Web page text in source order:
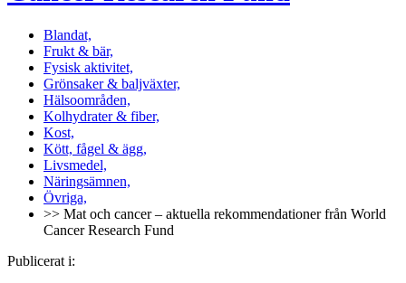
Blandat,
Frukt & bär,
Fysisk aktivitet,
Grönsaker & baljväxter,
Hälsoområden,
Kolhydrater & fiber,
Kost,
Kött, fågel & ägg,
Livsmedel,
Näringsämnen,
Övriga,
>> Mat och cancer – aktuella rekommendationer från World
Cancer Research Fund
Publicerat i: